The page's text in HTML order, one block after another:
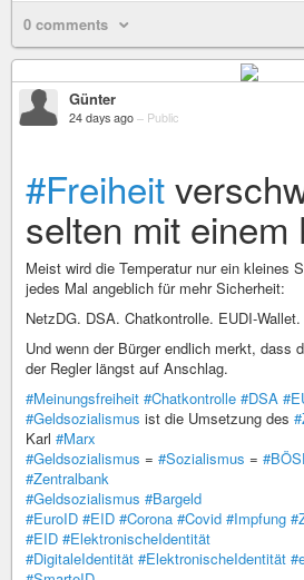
0 comments
Günter
24 days ago – Public
#Freiheit
selten mit einem
Meist wird die Temperatur nur ein kleines
jedes Mal angeblich für mehr Sicherheit:
NetzDG. DSA. Chatkontrolle. EUDI-Wallet.
Und wenn der Bürger endlich merkt, dass
der Regler längst auf Anschlag.
#Meinungsfreiheit #Chatkontrolle #DSA
#Geldsozialismus ist die Umsetzung des
Karl #Marx
#Geldsozialismus = #Sozialismus =
#Zentralbank
#Geldsozialismus #Bargeld
#EuroID #EID #Corona #Covid #Impfung
#EID #ElektronischeIdentität
#DigitaleIdentität #ElektronischeIdentität